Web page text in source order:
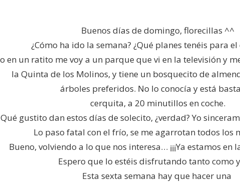
Buenos días de domingo, florecillas ^^
¿Cómo ha ido la semana? ¿Qué planes tenéis para
en un ratito me voy a un parque que vi en la televisión y
la Quinta de los Molinos, y tiene un bosquecito de
árboles preferidos. No lo conocía y está
cerquita, a 20 minutillos en coche.
Qué gustito dan estos días de solecito, ¿verdad? Yo
Lo paso fatal con el frío, se me agarrotan todos los
Bueno, volviendo a lo que nos interesa… ¡¡¡Ya estamos en
Espero que lo estéis disfrutando tanto como
Esta sexta semana hay que hacer una